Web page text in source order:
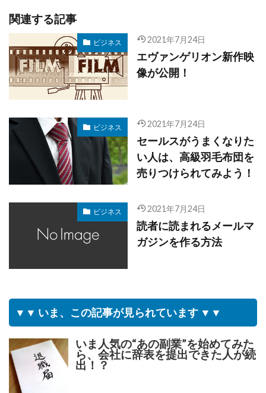
関連する記事
ビジネス 2021年7月24日
エヴァンゲリオン新作映
像が公開！
ビジネス 2021年7月24日
セールスがうまくなりた
い人は、高級羽毛布団を
売りつけられてみよう！
ビジネス 2021年7月24日
読者に読まれるメールマ
ガジンを作る方法
▼▼ いま、この記事が見られています ▼▼
いま人気の“あの副業”を始めてみた
ら、会社に辞表を提出できた人が続
出！？